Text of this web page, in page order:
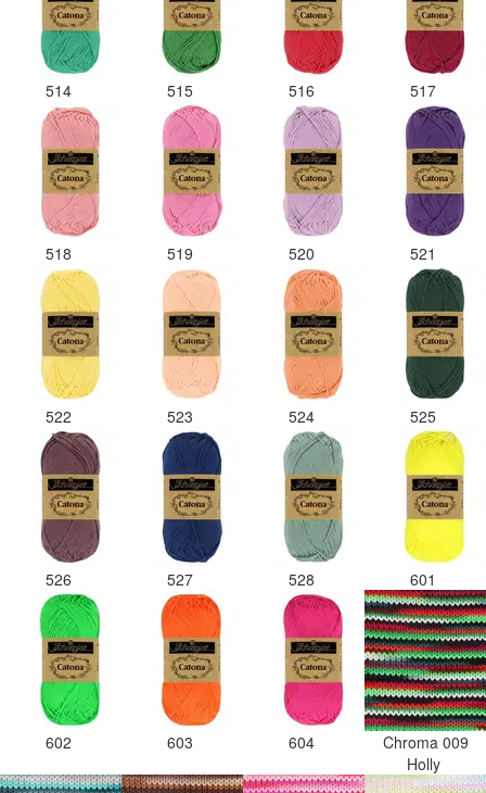
514 515 516 517
518 519 520 521
522 523 524 525
526 527 528 601
602 603 604
Chroma 009
Holly